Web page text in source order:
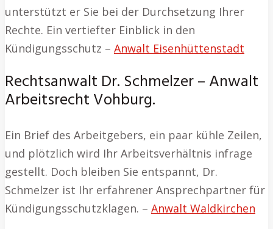
unterstützt er Sie bei der Durchsetzung Ihrer
Rechte. Ein vertiefter Einblick in den
Kündigungsschutz – Anwalt Eisenhüttenstadt
Rechtsanwalt Dr. Schmelzer – Anwalt
Arbeitsrecht Vohburg.
Ein Brief des Arbeitgebers, ein paar kühle Zeilen,
und plötzlich wird Ihr Arbeitsverhältnis infrage
gestellt. Doch bleiben Sie entspannt, Dr.
Schmelzer ist Ihr erfahrener Ansprechpartner für
Kündigungsschutzklagen. – Anwalt Waldkirchen